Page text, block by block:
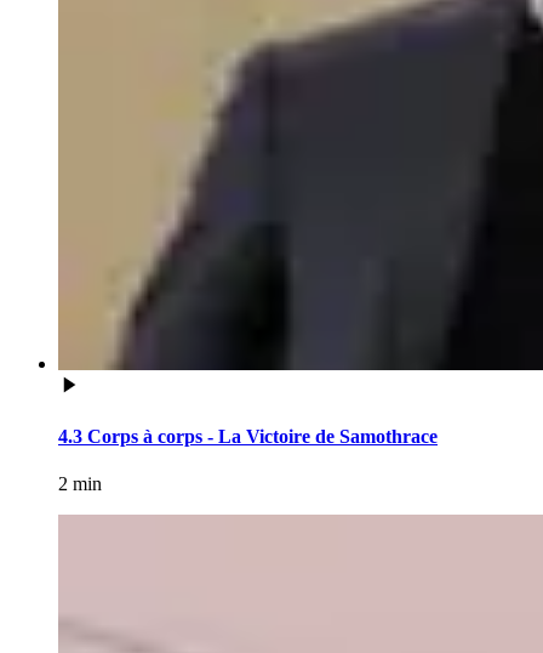
4.3 Corps à corps - La Victoire de Samothrace
2 min